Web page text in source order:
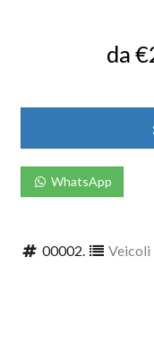
da
WhatsApp
00002. Veicoli